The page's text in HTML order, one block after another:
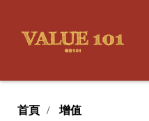
首頁 增值